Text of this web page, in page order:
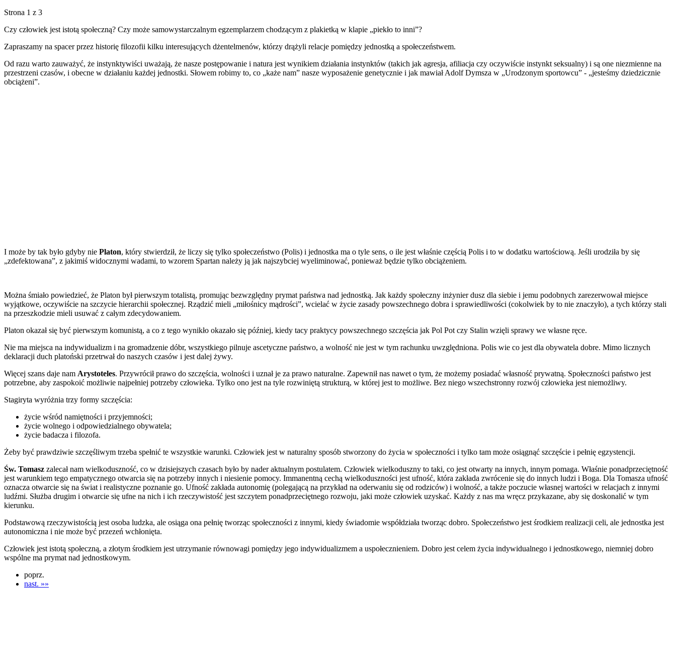
Strona 1 z 3
Czy człowiek jest istotą społeczną? Czy może samowystarczalnym egzemplarzem chodzącym z plakietką w klapie „piekło to inni”?
Zapraszamy na spacer przez historię filozofii kilku interesujących dżentelmenów, którzy drążyli relacje pomiędzy jednostką a społeczeństwem.
Od razu warto zauważyć, że instynktywiści uważają, że nasze postępowanie i natura jest wynikiem działania instynktów (takich jak agresja, afiliacja czy oczywiście instynkt seksualny) i są one niezmienne na
przestrzeni czasów, i obecne w działaniu każdej jednostki. Słowem robimy to, co „każe nam” nasze wyposażenie genetycznie i jak mawiał Adolf Dymsza w „Urodzonym sportowcu” - „jesteśmy dziedzicznie
obciążeni”.
I może by tak było gdyby nie Platon, który stwierdził, że liczy się tylko społeczeństwo (Polis) i jednostka ma o tyle sens, o ile jest właśnie częścią Polis i to w dodatku wartościową. Jeśli urodziła by się
„zdefektowana”, z jakimiś widocznymi wadami, to wzorem Spartan należy ją jak najszybciej wyeliminować, ponieważ będzie tylko obciążeniem.
Można śmiało powiedzieć, że Platon był pierwszym totalistą, promując bezwzględny prymat państwa nad jednostką. Jak każdy społeczny inżynier dusz dla siebie i jemu podobnych zarezerwował miejsce
wyjątkowe, oczywiście na szczycie hierarchii społecznej. Rządzić mieli „miłośnicy mądrości”, wcielać w życie zasady powszechnego dobra i sprawiedliwości (cokolwiek by to nie znaczyło), a tych którzy stali
na przeszkodzie mieli usuwać z całym zdecydowaniem.
Platon okazał się być pierwszym komunistą, a co z tego wynikło okazało się później, kiedy tacy praktycy powszechnego szczęścia jak Pol Pot czy Stalin wzięli sprawy we własne ręce.
Nie ma miejsca na indywidualizm i na gromadzenie dóbr, wszystkiego pilnuje ascetyczne państwo, a wolność nie jest w tym rachunku uwzględniona. Polis wie co jest dla obywatela dobre. Mimo licznych
deklaracji duch platoński przetrwał do naszych czasów i jest dalej żywy.
Więcej szans daje nam Arystoteles. Przywrócił prawo do szczęścia, wolności i uznał je za prawo naturalne. Zapewnił nas nawet o tym, że możemy posiadać własność prywatną. Społeczności państwo jest
potrzebne, aby zaspokoić możliwie najpełniej potrzeby człowieka. Tylko ono jest na tyle rozwiniętą strukturą, w której jest to możliwe. Bez niego wszechstronny rozwój człowieka jest niemożliwy.
Stagiryta wyróżnia trzy formy szczęścia:
życie wśród namiętności i przyjemności;
życie wolnego i odpowiedzialnego obywatela;
życie badacza i filozofa.
Żeby być prawdziwie szczęśliwym trzeba spełnić te wszystkie warunki. Człowiek jest w naturalny sposób stworzony do życia w społeczności i tylko tam może osiągnąć szczęście i pełnię egzystencji.
Św. Tomasz zalecał nam wielkoduszność, co w dzisiejszych czasach było by nader aktualnym postulatem. Człowiek wielkoduszny to taki, co jest otwarty na innych, innym pomaga. Właśnie ponadprzeciętność
jest warunkiem tego empatycznego otwarcia się na potrzeby innych i niesienie pomocy. Immanentną cechą wielkoduszności jest ufność, która zakłada zwrócenie się do innych ludzi i Boga. Dla Tomasza ufność
oznacza otwarcie się na świat i realistyczne poznanie go. Ufność zakłada autonomię (polegającą na przykład na oderwaniu się od rodziców) i wolność, a także poczucie własnej wartości w relacjach z innymi
ludźmi. Służba drugim i otwarcie się ufne na nich i ich rzeczywistość jest szczytem ponadprzeciętnego rozwoju, jaki może człowiek uzyskać. Każdy z nas ma wręcz przykazane, aby się doskonalić w tym
kierunku.
Podstawową rzeczywistością jest osoba ludzka, ale osiąga ona pełnię tworząc społeczności z innymi, kiedy świadomie współdziała tworząc dobro. Społeczeństwo jest środkiem realizacji celi, ale jednostka jest
autonomiczna i nie może być przezeń wchłonięta.
Człowiek jest istotą społeczną, a złotym środkiem jest utrzymanie równowagi pomiędzy jego indywidualizmem a uspołecznieniem. Dobro jest celem życia indywidualnego i jednostkowego, niemniej dobro
wspólne ma prymat nad jednostkowym.
poprz.
nast. »»